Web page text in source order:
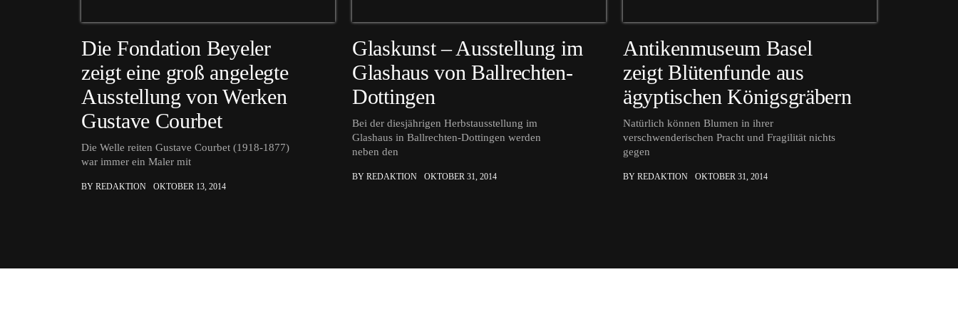
Die Fondation Beyeler
zeigt eine groß angelegte
Ausstellung von Werken
Gustave Courbet
Die Welle reiten Gustave Courbet (1918-1877)
war immer ein Maler mit
BY REDAKTION OKTOBER 13, 2014
Glaskunst – Ausstellung im
Glashaus von Ballrechten-
Dottingen
Bei der diesjährigen Herbstausstellung im
Glashaus in Ballrechten-Dottingen werden
neben den
BY REDAKTION OKTOBER 31, 2014
Antikenmuseum Basel
zeigt Blütenfunde aus
ägyptischen Königsgräbern
Natürlich können Blumen in ihrer
verschwenderischen Pracht und Fragilität nichts
gegen
BY REDAKTION OKTOBER 31, 2014